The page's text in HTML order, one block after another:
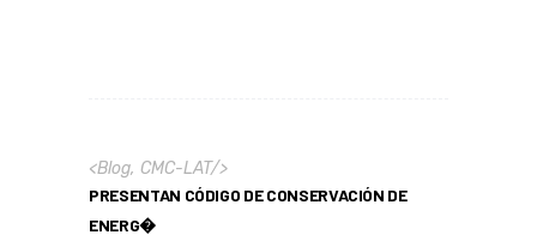
<Blog, CMC-LAT/>
PRESENTAN CÓDIGO DE CONSERVACIÓN DE
ENERG�